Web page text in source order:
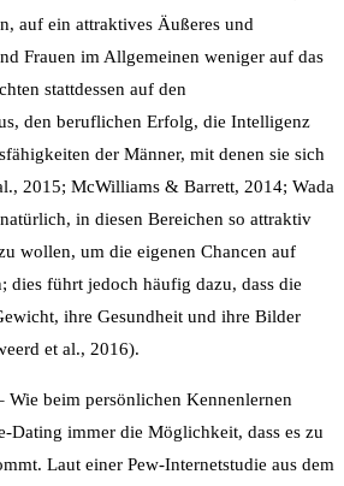
auf ein attraktives Äußeres und
Frauen im Allgemeinen weniger auf das
stattdessen auf den
den beruflichen Erfolg, die Intelligenz
der Männer, mit denen sie sich
2015; McWilliams & Barrett, 2014; Wada
in diesen Bereichen so attraktiv
wollen, um die eigenen Chancen auf
dies führt jedoch häufig dazu, dass die
ihre Gesundheit und ihre Bilder
et al., 2016).
Wie beim persönlichen Kennenlernen
Dating immer die Möglichkeit, dass es zu
Laut einer Pew-Internetstudie aus dem